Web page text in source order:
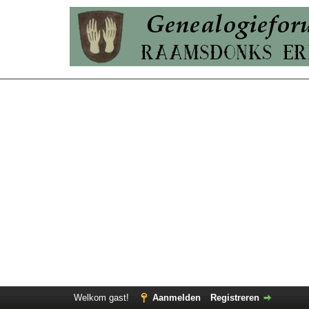
Welkom gast! Aanmelden Registreren